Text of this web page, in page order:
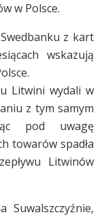
w Polsce.
z kart
wskazują
Litwini wydali w
z tym samym
pod uwagę
towarów spadła
Litwinów